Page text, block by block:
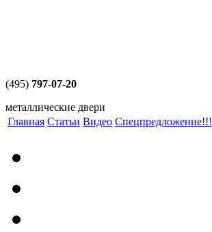
(495) 797-07-20
металлические двери
Главная Статьи Видео Спецпредложение!!!